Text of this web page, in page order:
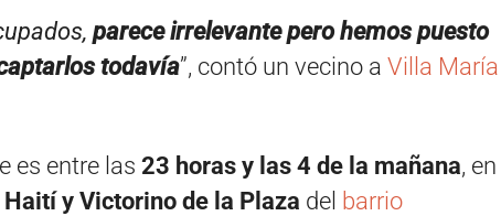
parece irrelevante pero hemos puesto
todavía”, contó un vecino a Villa María
es entre las 23 horas y las 4 de la mañana, en
y Victorino de la Plaza del barrio